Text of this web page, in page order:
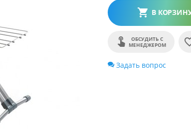
В
ОБСУДИТЬ С
МЕНЕДЖЕРОМ
Задать вопрос